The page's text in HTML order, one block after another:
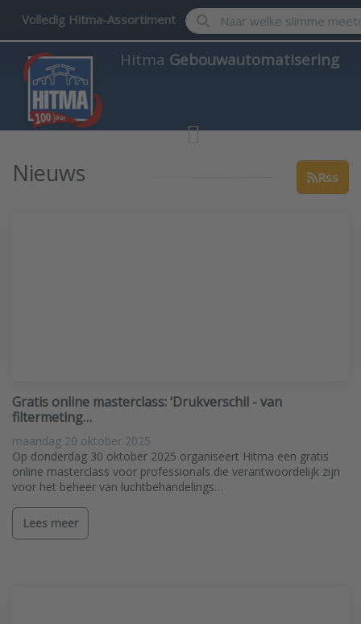
Volledig Hitma-Assortiment Enter a search term.
Hitma Gebouwautomatisering
Nieuws Rss
Gratis online masterclass: ‘Drukverschil - van
filtermeting…
maandag 20 oktober 2025
Op donderdag 30 oktober 2025 organiseert Hitma een gratis
online masterclass voor professionals die verantwoordelijk zijn
voor het beheer van luchtbehandelings…
Lees meer